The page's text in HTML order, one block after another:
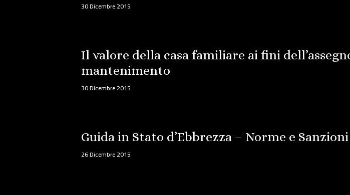
30 Dicembre 2015
Il valore della casa familiare ai fini
mantenimento
30 Dicembre 2015
Guida in Stato d’Ebbrezza – Norme e Sanzioni
26 Dicembre 2015